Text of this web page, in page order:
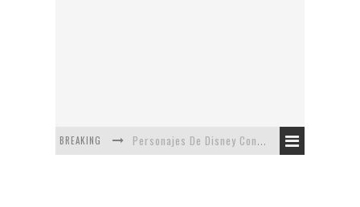
BREAKING Personajes De Disney Con Vestuarios Contemporáneos